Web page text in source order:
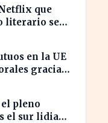
que
literario se
en la UE
gracias
pleno
el sur lidia